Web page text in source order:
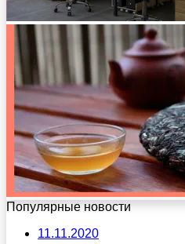
Популярные новости
11.11.2020